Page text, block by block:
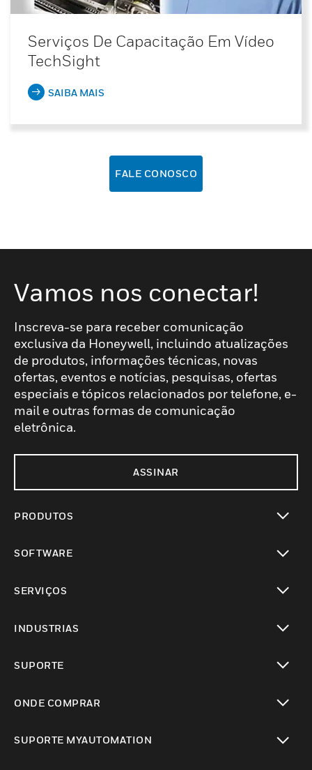
Serviços De Capacitação Em Vídeo
TechSight
SAIBA MAIS
FALE CONOSCO
Vamos nos conectar!
Inscreva-se para receber comunicação
exclusiva da Honeywell, incluindo atualizações
de produtos, informações técnicas, novas
ofertas, eventos e notícias, pesquisas, ofertas
especiais e tópicos relacionados por telefone, e-
mail e outras formas de comunicação
eletrônica.
ASSINAR
PRODUTOS
SOFTWARE
SERVIÇOS
INDUSTRIAS
SUPORTE
ONDE COMPRAR
SUPORTE MYAUTOMATION